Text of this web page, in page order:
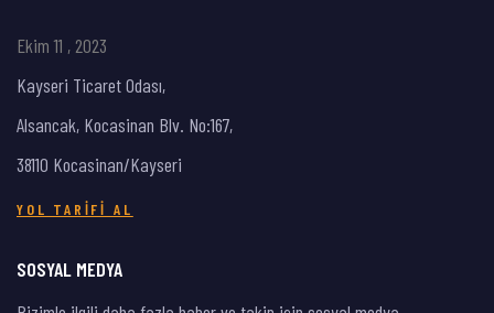
Ekim 11 , 2023
Kayseri Ticaret Odası,
Alsancak, Kocasinan Blv. No:167,
38110 Kocasinan/Kayseri
YOL TARIFI AL
SOSYAL MEDYA